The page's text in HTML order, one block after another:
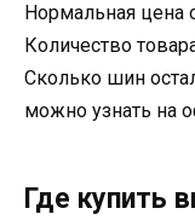
Нормальная цена
Количество
Сколько шин
можно узнать на
Где купить